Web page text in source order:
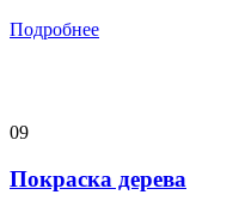
Подробнее
09
Покраска дерева